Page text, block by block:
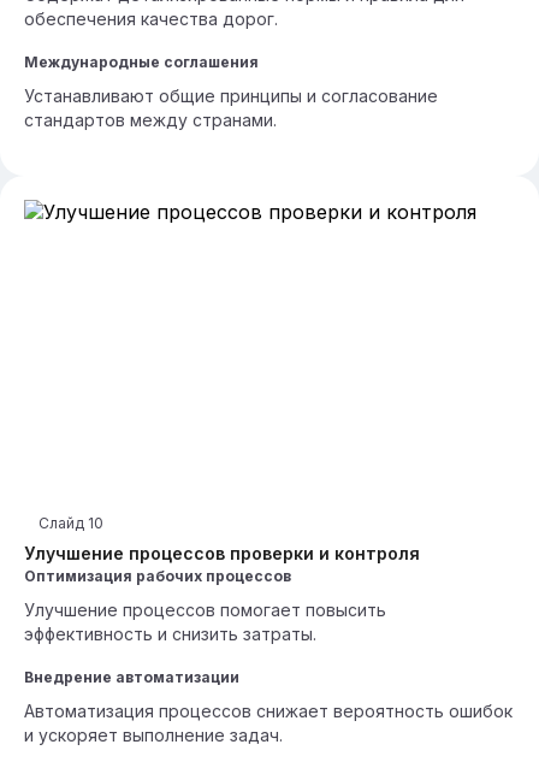
обеспечения качества дорог.
Международные соглашения
Устанавливают общие принципы и согласование
стандартов между странами.
Улучшение процессов проверки и контроля
Слайд 10
Оптимизация рабочих процессов
Улучшение процессов помогает повысить
эффективность и снизить затраты.
Внедрение автоматизации
Автоматизация процессов снижает вероятность ошибок
и ускоряет выполнение задач.